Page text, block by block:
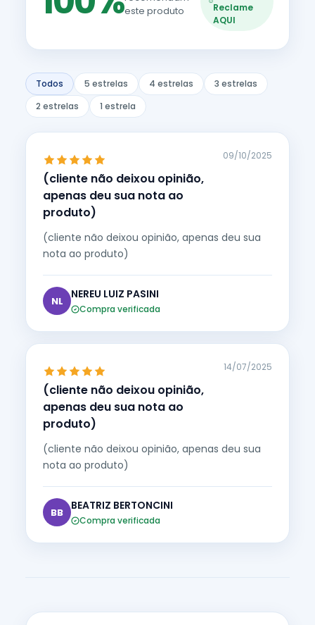
este produto
Reclame
AQUI
Todos 5 estrelas 4 estrelas
3 estrelas
2 estrelas
1 estrela
(cliente não deixou opinião,
apenas deu sua nota ao
produto)
09/10/2025
(cliente não deixou opinião, apenas deu sua
nota ao produto)
NL
NEREU LUIZ PASINI
Compra verificada
(cliente não deixou opinião,
apenas deu sua nota ao
produto)
14/07/2025
(cliente não deixou opinião, apenas deu sua
nota ao produto)
BB
BEATRIZ BERTONCINI
Compra verificada